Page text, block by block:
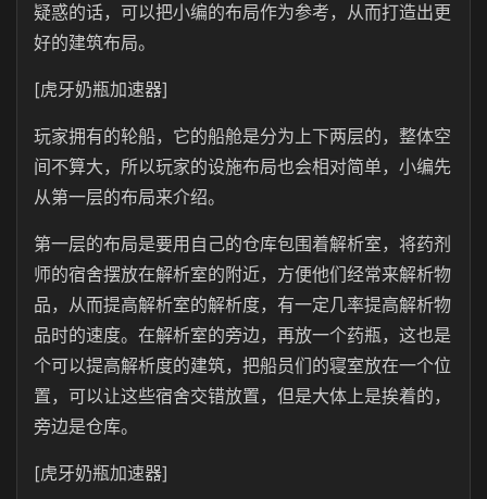
疑惑的话，可以把小编的布局作为参考，从而打造出更
好的建筑布局。
[虎牙奶瓶加速器]
玩家拥有的轮船，它的船舱是分为上下两层的，整体空
间不算大，所以玩家的设施布局也会相对简单，小编先
从第一层的布局来介绍。
第一层的布局是要用自己的仓库包围着解析室，将药剂
师的宿舍摆放在解析室的附近，方便他们经常来解析物
品，从而提高解析室的解析度，有一定几率提高解析物
品时的速度。在解析室的旁边，再放一个药瓶，这也是
个可以提高解析度的建筑，把船员们的寝室放在一个位
置，可以让这些宿舍交错放置，但是大体上是挨着的，
旁边是仓库。
[虎牙奶瓶加速器]